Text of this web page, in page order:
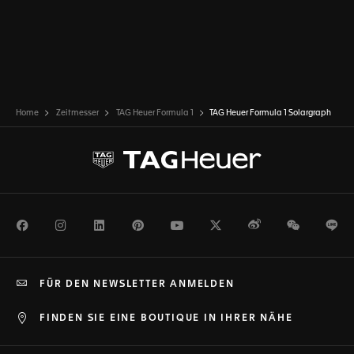
Home Zeitmesser TAG Heuer Formula 1 TAG Heuer Formula 1 Solargraph
FacebookInstagramLinkedInPinterestYoutubeTwitterWeiboWeChat
FINDEN SIE EINE BOUTIQUE IN IHRER NÄHE
FÜR DEN NEWSLETTER ANMELDEN